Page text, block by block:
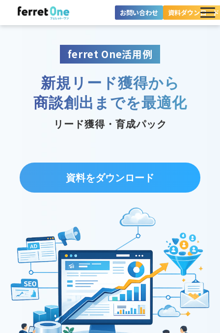
お問い合わせ 資料ダウンロード
ツール・機能一覧
目的別に探す
導入事例
お役立ち情報
ferret One活用例
新規リード獲得から
商談創出までを最適化
リード獲得・育成パック
資料をダウンロード